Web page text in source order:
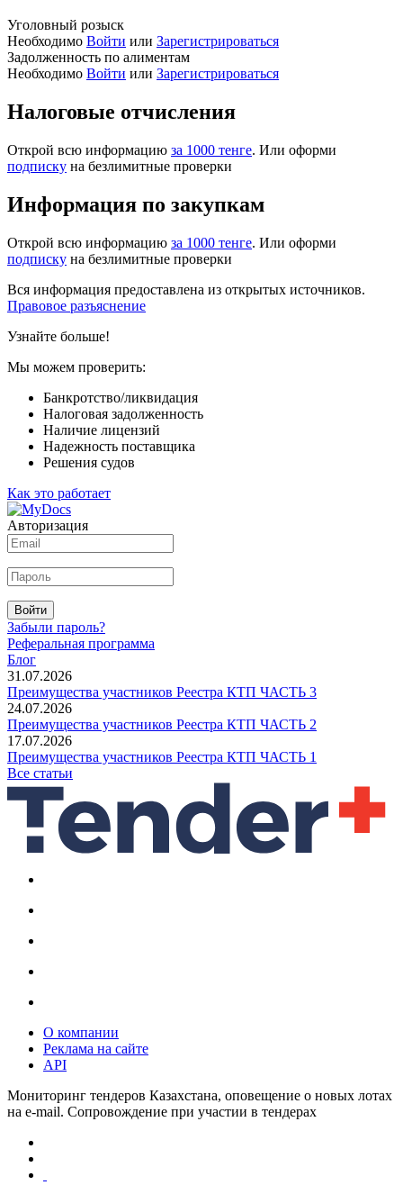
Уголовный розыск
Необходимо Войти или Зарегистрироваться
Задолженность по алиментам
Необходимо Войти или Зарегистрироваться
Налоговые отчисления
Открой всю информацию за 1000 тенге. Или оформи
подписку на безлимитные проверки
Информация по закупкам
Открой всю информацию за 1000 тенге. Или оформи
подписку на безлимитные проверки
Вся информация предоставлена из открытых источников.
Правовое разъяснение
Узнайте больше!
Мы можем проверить:
Банкротство/ликвидация
Налоговая задолженность
Наличие лицензий
Надежность поставщика
Решения судов
Как это работает
Авторизация
Войти
Забыли пароль?
Реферальная программа
Блог
31.07.2026
Преимущества участников Реестра КТП ЧАСТЬ 3
24.07.2026
Преимущества участников Реестра КТП ЧАСТЬ 2
17.07.2026
Преимущества участников Реестра КТП ЧАСТЬ 1
Все статьи
О компании
Реклама на сайте
API
Мониторинг тендеров Казахстана, оповещение о новых лотах
на e-mail. Сопровождение при участии в тендерах